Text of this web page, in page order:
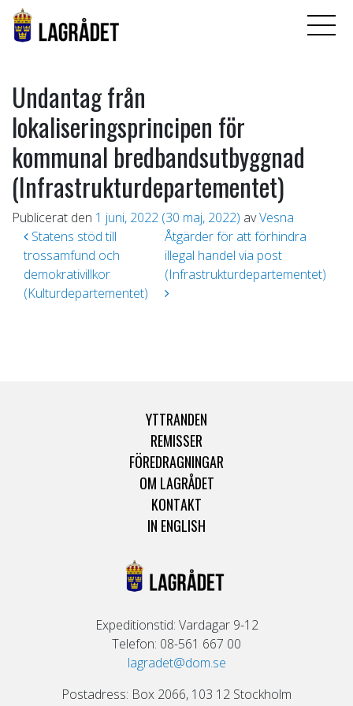
Undantag från
lokaliseringsprincipen för
kommunal bredbandsutbyggnad
(Infrastrukturdepartementet)
Publicerat den 1 juni, 2022 (30 maj, 2022) avVesna
Inläggsnavigering
Statens stöd till
trossamfund och
demokrativillkor
(Kulturdepartementet)
Åtgärder för att förhindra
illegal handel via post
(Infrastrukturdepartementet)
YTTRANDEN
REMISSER
FÖREDRAGNINGAR
OM LAGRÅDET
KONTAKT
IN ENGLISH
Expeditionstid: Vardagar 9-12
Telefon: 08-561 667 00
lagradet@dom.se
Postadress: Box 2066, 103 12 Stockholm